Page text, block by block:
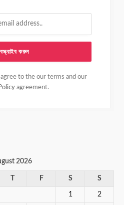
agree to the our terms and our
agreement.
2026
F S S
1 2